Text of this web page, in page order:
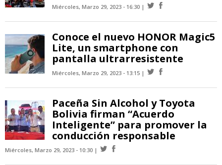
Miércoles, Marzo 29, 2023 - 16:30
Conoce el nuevo HONOR Magic5
Lite, un smartphone con
pantalla ultrarresistente
Miércoles, Marzo 29, 2023 - 13:15
Paceña Sin Alcohol y Toyota
Bolivia firman “Acuerdo
Inteligente” para promover la
conducción responsable
Miércoles, Marzo 29, 2023 - 10:30